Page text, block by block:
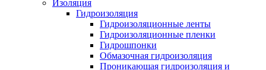
Изоляция
Гидроизоляция
Гидроизоляционные ленты
Гидроизоляционные пленки
Гидрошпонки
Обмазочная гидроизоляция
Проникающая гидроизоляция и